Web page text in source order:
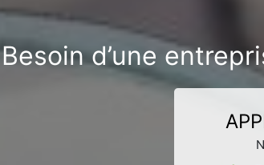
Besoin d’une